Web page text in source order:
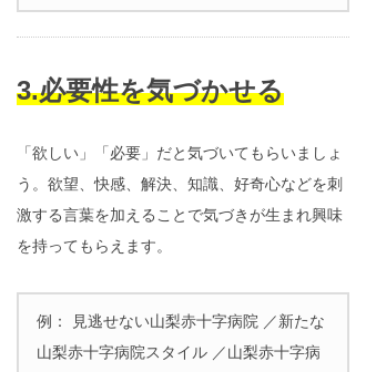
3.必要性を気づかせる
「欲しい」「必要」だと気づいてもらいましょ
う。欲望、快感、解決、知識、好奇心などを刺
激する言葉を加えることで気づきが生まれ興味
を持ってもらえます。
例： 見逃せない山梨赤十字病院 ／新たな
山梨赤十字病院スタイル ／山梨赤十字病